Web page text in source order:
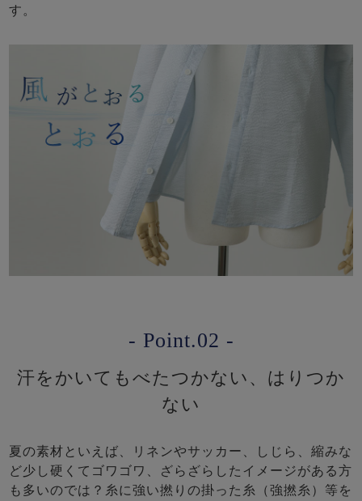
す。
- Point.02 -
汗をかいてもべたつかない、はりつか
ない
夏の素材といえば、リネンやサッカー、しじら、縮みな
ど少し硬くてゴワゴワ、ざらざらしたイメージがある方
も多いのでは？糸に強い撚りの掛った糸（強撚糸）等を